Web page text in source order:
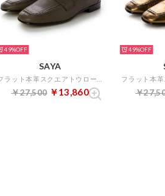
49%
SAYA
￥27,500 ￥13,860
49%
￥